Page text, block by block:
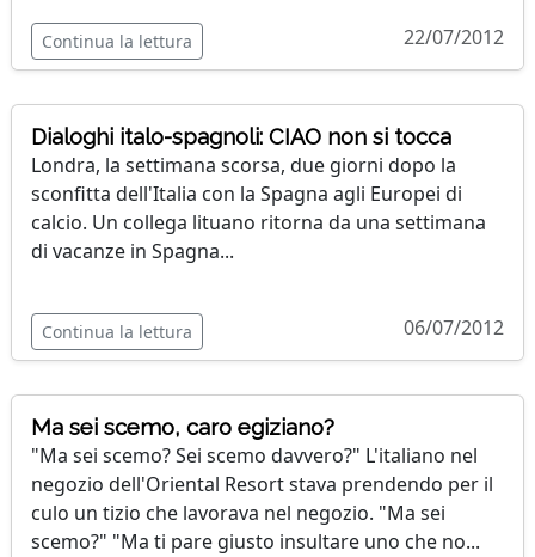
Continua la lettura 22/07/2012
Dialoghi italo-spagnoli: CIAO non si tocca
Londra, la settimana scorsa, due giorni dopo la
sconfitta dell'Italia con la Spagna agli Europei di
calcio. Un collega lituano ritorna da una settimana
di vacanze in Spagna...
Continua la lettura 06/07/2012
Ma sei scemo, caro egiziano?
"Ma sei scemo? Sei scemo davvero?" L'italiano nel
negozio dell'Oriental Resort stava prendendo per il
culo un tizio che lavorava nel negozio. "Ma sei
scemo?" "Ma ti pare giusto insultare uno che no...